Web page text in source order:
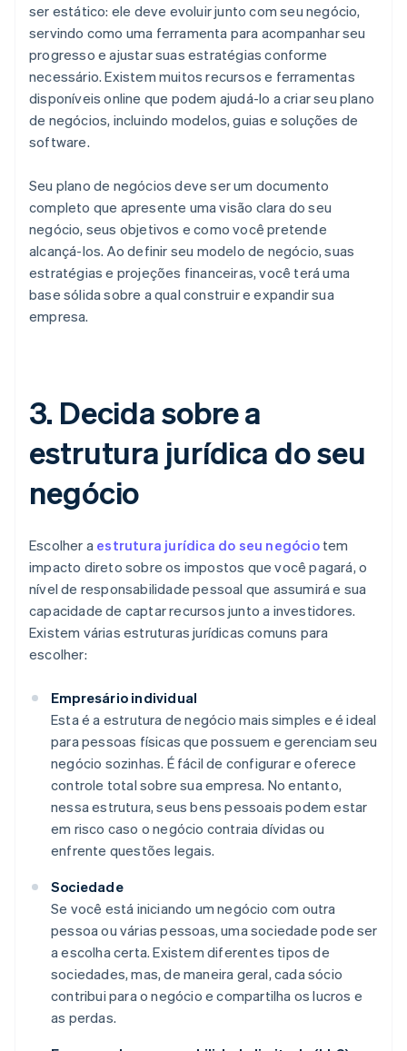
ser estático: ele deve evoluir junto com seu negócio,
servindo como uma ferramenta para acompanhar seu
progresso e ajustar suas estratégias conforme
necessário. Existem muitos recursos e ferramentas
disponíveis online que podem ajudá-lo a criar seu plano
de negócios, incluindo modelos, guias e soluções de
software.
Seu plano de negócios deve ser um documento
completo que apresente uma visão clara do seu
negócio, seus objetivos e como você pretende
alcançá-los. Ao definir seu modelo de negócio, suas
estratégias e projeções financeiras, você terá uma
base sólida sobre a qual construir e expandir sua
empresa.
3. Decida sobre a
estrutura jurídica do seu
negócio
Escolher a estrutura jurídica do seu negóciotem
impacto direto sobre os impostos que você pagará, o
nível de responsabilidade pessoal que assumirá e sua
capacidade de captar recursos junto a investidores.
Existem várias estruturas jurídicas comuns para
escolher:
​Empresário​ individual​
Esta é a estrutura de negócio mais simples e é ideal
para pessoas físicas que possuem e gerenciam seu
negócio sozinhas. É fácil de configurar e oferece
controle total sobre sua empresa. No entanto,
nessa estrutura, seus bens pessoais podem estar
em risco caso o negócio contraia dívidas ou
enfrente questões legais.
Sociedade
Se você está iniciando um negócio com outra
pessoa ou várias pessoas, uma sociedade pode ser
a escolha certa. Existem diferentes tipos de
sociedades, mas, de maneira geral, cada sócio
contribui para o negócio e compartilha os lucros e
as perdas.